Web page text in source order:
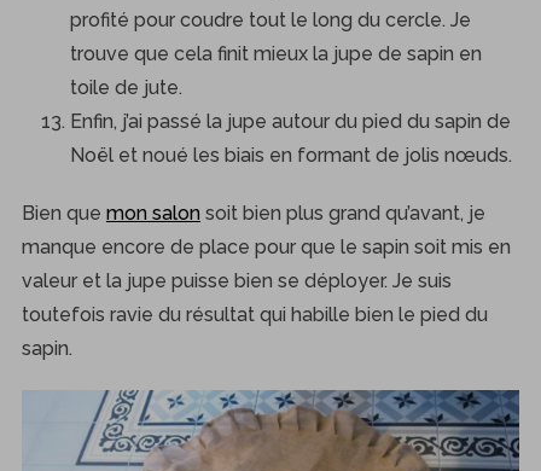
profité pour coudre tout le long du cercle. Je
trouve que cela finit mieux la jupe de sapin en
toile de jute.
Enfin, j’ai passé la jupe autour du pied du sapin de
Noël et noué les biais en formant de jolis nœuds.
Bien que mon salon soit bien plus grand qu’avant, je
manque encore de place pour que le sapin soit mis en
valeur et la jupe puisse bien se déployer. Je suis
toutefois ravie du résultat qui habille bien le pied du
sapin.